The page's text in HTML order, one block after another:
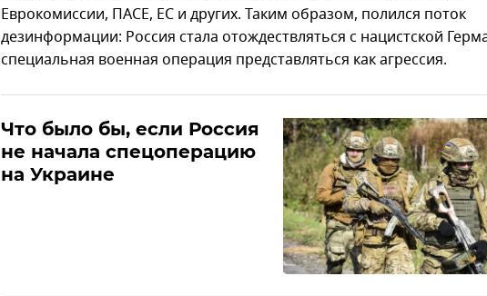
Еврокомиссии, ПАСЕ, ЕС и других. Таким образом, полился поток
дезинформации: Россия стала отождествляться с нацистской
специальная военная операция представляться как агрессия.
Что было бы, если Россия
не начала спецоперацию
на Украине